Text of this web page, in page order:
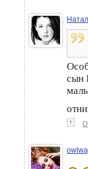
сын
↑